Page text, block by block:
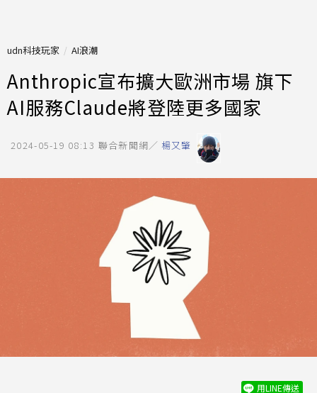
udn科技玩家 AI浪潮
Anthropic宣布擴大歐洲市場 旗下
AI服務Claude將登陸更多國家
2024-05-19 08:13 聯合新聞網／ 楊又肇
用LINE傳送